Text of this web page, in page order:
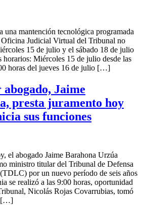
una mantención tecnológica programada
Judicial Virtual del Tribunal no
15 de julio y el sábado 18 de julio
horarios: Miércoles 15 de julio desde las
horas del jueves 16 de julio […]
Jaime
presta juramento hoy
sus funciones
el abogado Jaime Barahona Urzúa
ministro titular del Tribunal de Defensa
por un nuevo período de seis años
se realizó a las 9:00 horas, oportunidad
Nicolás Rojas Covarrubias, tomó
[…]